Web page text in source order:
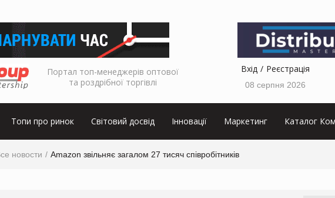
Портал топ-менеджерів оптової
та роздрібної торгівлі
Вхід Реєстрація
08 серпня 2026
Топи про ринок Світовий досвід Інновації Маркетинг Каталог
новости Amazon звільняє загалом 27 тисяч співробітників